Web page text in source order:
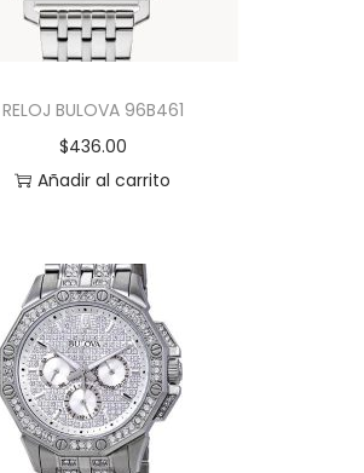
RELOJ BULOVA 96B461
$436.00
Añadir al carrito